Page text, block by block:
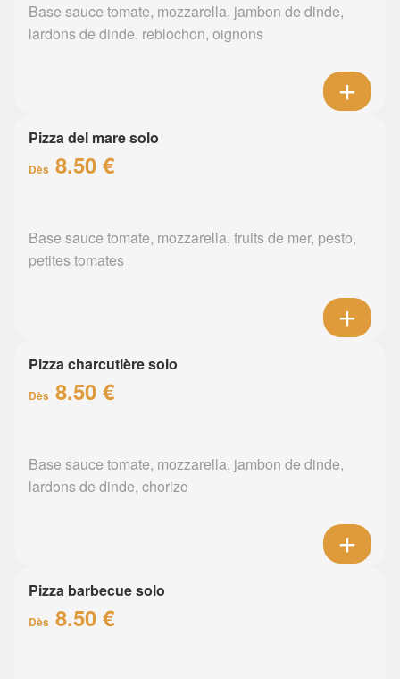
Base sauce tomate, mozzarella, jambon de dinde,
lardons de dinde, reblochon, oignons
Pizza del mare solo
Dès 8.50 €
Base sauce tomate, mozzarella, fruits de mer, pesto,
petites tomates
Pizza charcutière solo
Dès 8.50 €
Base sauce tomate, mozzarella, jambon de dinde,
lardons de dinde, chorizo
Pizza barbecue solo
Dès 8.50 €